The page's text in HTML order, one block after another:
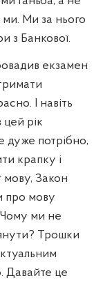
ми. Ми за нього
з Банкової.
екзамен
І навіть
цей рік
дуже потрібно,
крапку і
мову, Закон
про мову
Чому ми не
Трошки
Давайте це